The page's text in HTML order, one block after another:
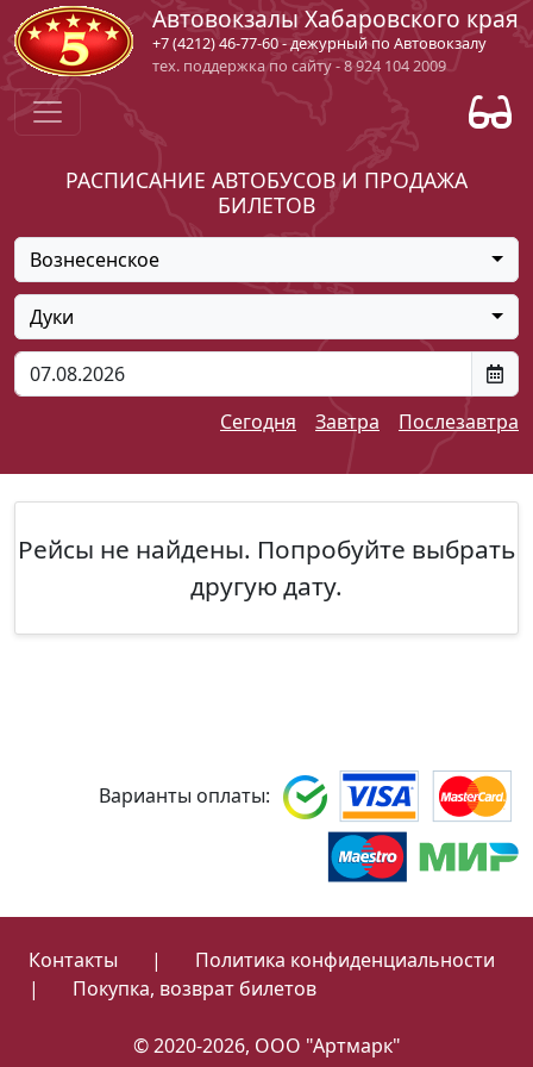
Автовокзалы Хабаровского края
+7 (4212) 46-77-60 - дежурный по Автовокзалу
тех. поддержка по сайту - 8 924 104 2009
РАСПИСАНИЕ АВТОБУСОВ И ПРОДАЖА
БИЛЕТОВ
Вознесенское
Дуки
Сегодня Завтра Послезавтра
Рейсы не найдены. Попробуйте выбрать
другую дату.
Варианты оплаты:
Контакты |
Политика конфиденциальности
|
Покупка, возврат билетов
© 2020-2026, ООО "Артмарк"